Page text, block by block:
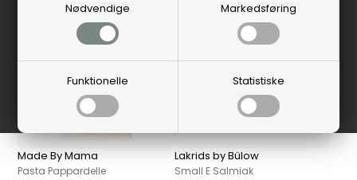
Nødvendige Markedsføring
Funktionelle Statistiske
Made By Mama
Pasta Pappardelle
Lakrids by Bülow
Small E Salmiak